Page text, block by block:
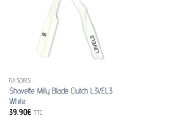
RASOIRS
Shavette Milly Blade Clutch L3VEL3
White
39.90€ TTC